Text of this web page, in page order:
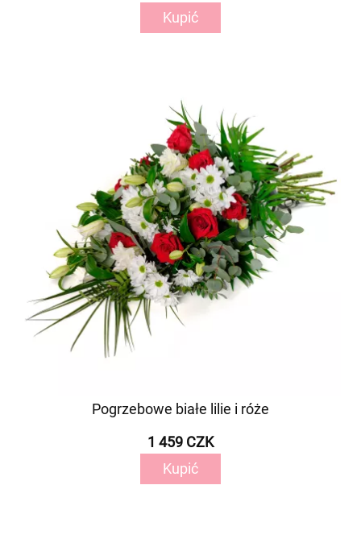
Kupić
Pogrzebowe białe lilie i róże
1 459 CZK
Kupić